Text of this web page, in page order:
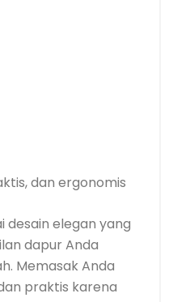
dan 600 watt
yang Bisa
dari suhu yang